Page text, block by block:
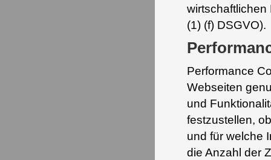
wirtschaftlichen
(1) (f) DSGVO).
Performance
Webseiten
und
festzustellen,
und für welche
die Anzahl der